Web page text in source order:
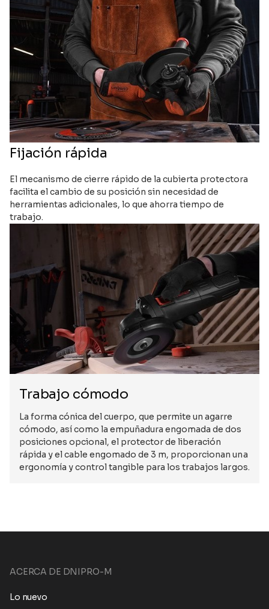
Fijación rápida
El mecanismo de cierre rápido de la cubierta protectora
facilita el cambio de su posición sin necesidad de
herramientas adicionales, lo que ahorra tiempo de
trabajo.
Trabajo cómodo
La forma cónica del cuerpo, que permite un agarre
cómodo, así como la empuñadura engomada de dos
posiciones opcional, el protector de liberación
rápida y el cable engomado de 3 m, proporcionan una
ergonomía y control tangible para los trabajos largos.
ACERCA DE DNIPRO-M
Lo nuevo